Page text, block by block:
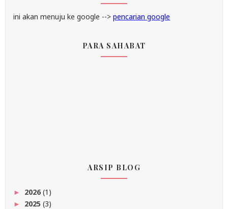
ini akan menuju ke google --> pencarian google
PARA SAHABAT
ARSIP BLOG
► 2026(1)
► 2025 (3)